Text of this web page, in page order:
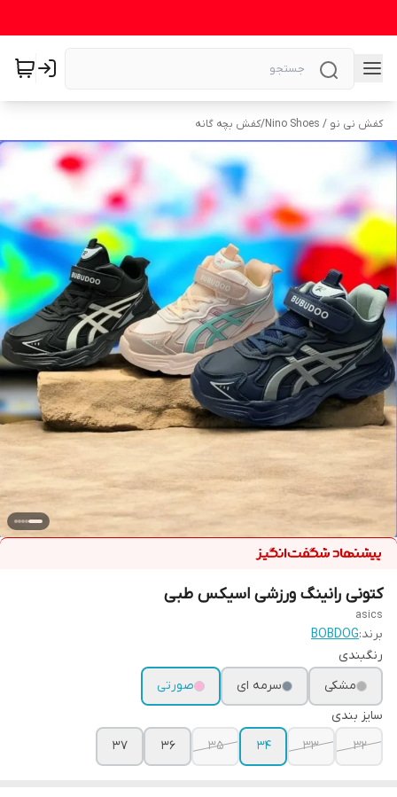
کفش نی نو / Nino Shoes /کفش بچه گانه
کتونی رانینگ ورزشی اسیکس طبی
asics
برند:BOBDOG
رنگبندی
مشکی
سرمه ای
صورتی
سایز بندی
32
33
34
35
36
37